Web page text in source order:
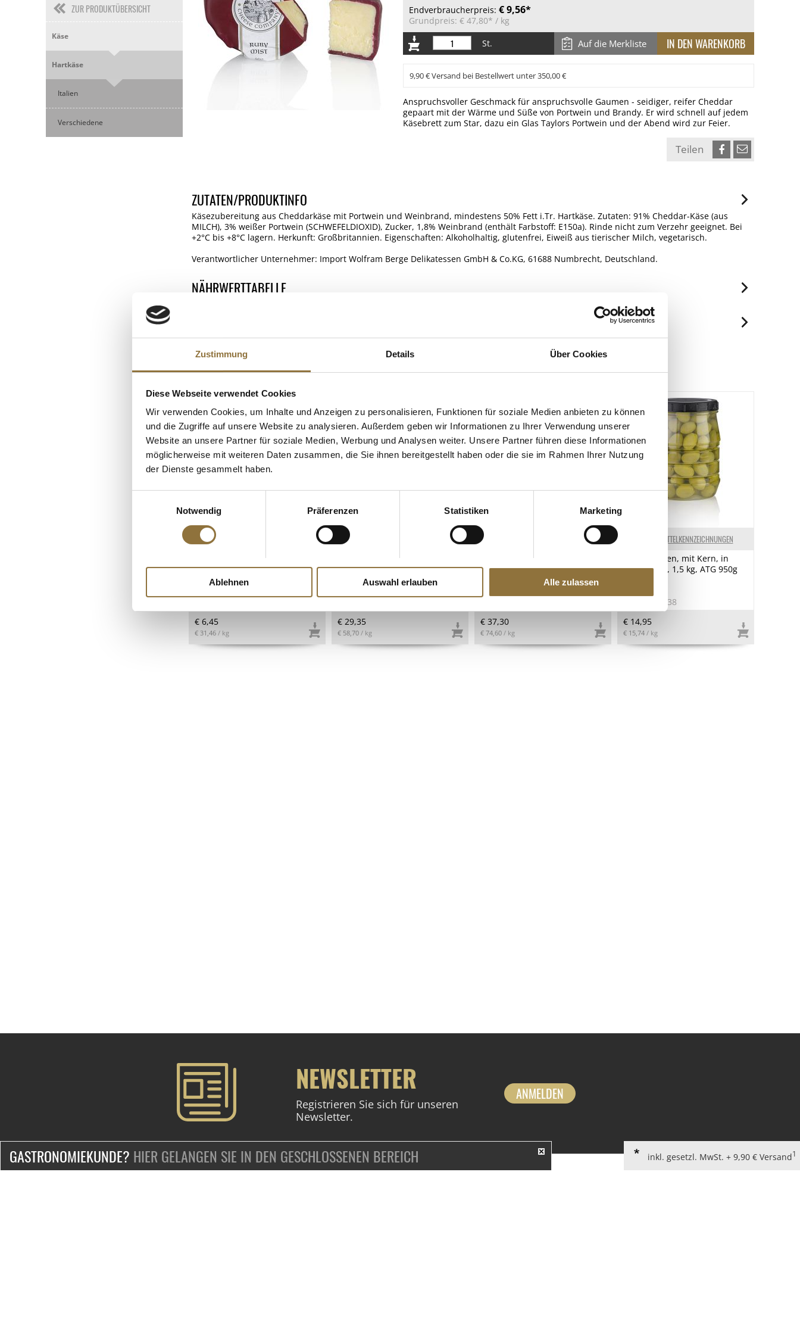
Zustimmung Details Über Cookies
Diese Webseite verwendet Cookies
Wir verwenden Cookies, um Inhalte und Anzeigen zu personalisieren, Funktionen für soziale Medien anbieten zu können
und die Zugriffe auf unsere Website zu analysieren. Außerdem geben wir Informationen zu Ihrer Verwendung unserer
Website an unsere Partner für soziale Medien, Werbung und Analysen weiter. Unsere Partner führen diese Informationen
möglicherweise mit weiteren Daten zusammen, die Sie ihnen bereitgestellt haben oder die sie im Rahmen Ihrer Nutzung
der Dienste gesammelt haben.
Notwendig
Präferenzen Statistiken Marketing
Ablehnen Auswahl erlauben Alle zulassen
ZUR PRODUKTÜBERSICHT
Käse
Hartkäse
Italien
Verschiedene
Endverbraucherpreis: € 9,56*
Grundpreis: € 47,80* / kg
St.
Auf die Merkliste
9,90 € Versand bei Bestellwert unter 350,00 €
Anspruchsvoller Geschmack für anspruchsvolle Gaumen - seidiger, reifer Cheddar
gepaart mit der Wärme und Süße von Portwein und Brandy. Er wird schnell auf jedem
Käsebrett zum Star, dazu ein Glas Taylors Portwein und der Abend wird zur Feier.
Teilen
ZUTATEN/PRODUKTINFO
Käsezubereitung aus Cheddarkäse mit Portwein und Weinbrand, mindestens 50% Fett i.Tr. Hartkäse. Zutaten: 91% Cheddar-Käse (aus
MILCH), 3% weißer Portwein (SCHWEFELDIOXID), Zucker, 1,8% Weinbrand (enthält Farbstoff: E150a). Rinde nicht zum Verzehr geeignet. Bei
+2°C bis +8°C lagern. Herkunft: Großbritannien. Eigenschaften: Alkoholhaltig, glutenfrei, Eiweiß aus tierischer Milch, vegetarisch.
Verantwortlicher Unternehmer: Import Wolfram Berge Delikatessen GmbH & Co.KG, 61688 Numbrecht, Deutschland.
NÄHRWERTTABELLE
1616 kJ/389 kcal
Eiweiß
Salz
KUNDEN KAUFTEN AUCH
LEBENSMITTELKENNZEICHNUNGEN
Riesenbohnen "Judion", weiß,
Navarrico, 325 g, ATG 205g
€ 6,45
€ 31,46 / kg
InstantGEL (kaltlösliches
Gelatinepulver), 500 g
€ 29,35
€ 58,70 / kg
LEBENSMITTELKENNZEICHNUNGEN
Norwegischer Räucherlachs
mit Rotholzpulver,
geschnitten, kalt geräuchert,
€ 37,30
€ 74,60 / kg
LEBENSMITTELKENNZEICHNUNGEN
Grüne Oliven, mit Kern, in
Lake, Linos, 1,5 kg, ATG 950g
Art.Nr.:35338
€ 14,95
€ 15,74 / kg
NEWSLETTER
Registrieren Sie sich für unseren
Newsletter.
ANMELDEN
GASTRONOMIEKUNDE? HIER GELANGEN SIE IN DEN GESCHLOSSENEN BEREICH inkl. gesetzl. MwSt. + 9,90 € Versand1